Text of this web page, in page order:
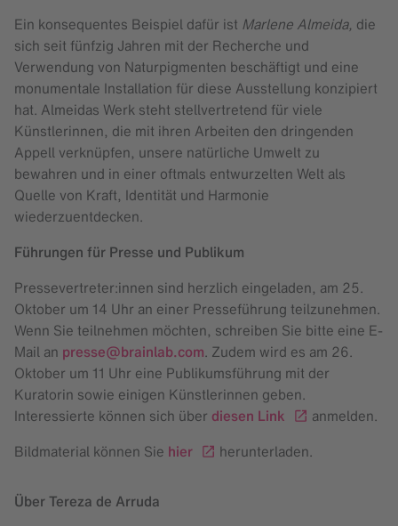
Ein konsequentes Beispiel dafür ist Marlene Almeida, die
sich seit fünfzig Jahren mit der Recherche und
Verwendung von Naturpigmenten beschäftigt und eine
monumentale Installation für diese Ausstellung konzipiert
hat. Almeidas Werk steht stellvertretend für viele
Künstlerinnen, die mit ihren Arbeiten den dringenden
Appell verknüpfen, unsere natürliche Umwelt zu
bewahren und in einer oftmals entwurzelten Welt als
Quelle von Kraft, Identität und Harmonie
wiederzuentdecken.
Führungen für Presse und Publikum
Pressevertreter:innen sind herzlich eingeladen, am 25.
Oktober um 14 Uhr an einer Presseführung teilzunehmen.
Wenn Sie teilnehmen möchten, schreiben Sie bitte eine E-
Mail an presse@brainlab.com. Zudem wird es am 26.
Oktober um 11 Uhr eine Publikumsführung mit der
Kuratorin sowie einigen Künstlerinnen geben.
Interessierte können sich über diesen Link
anmelden.
Bildmaterial können Sie hier herunterladen.
Über Tereza de Arruda